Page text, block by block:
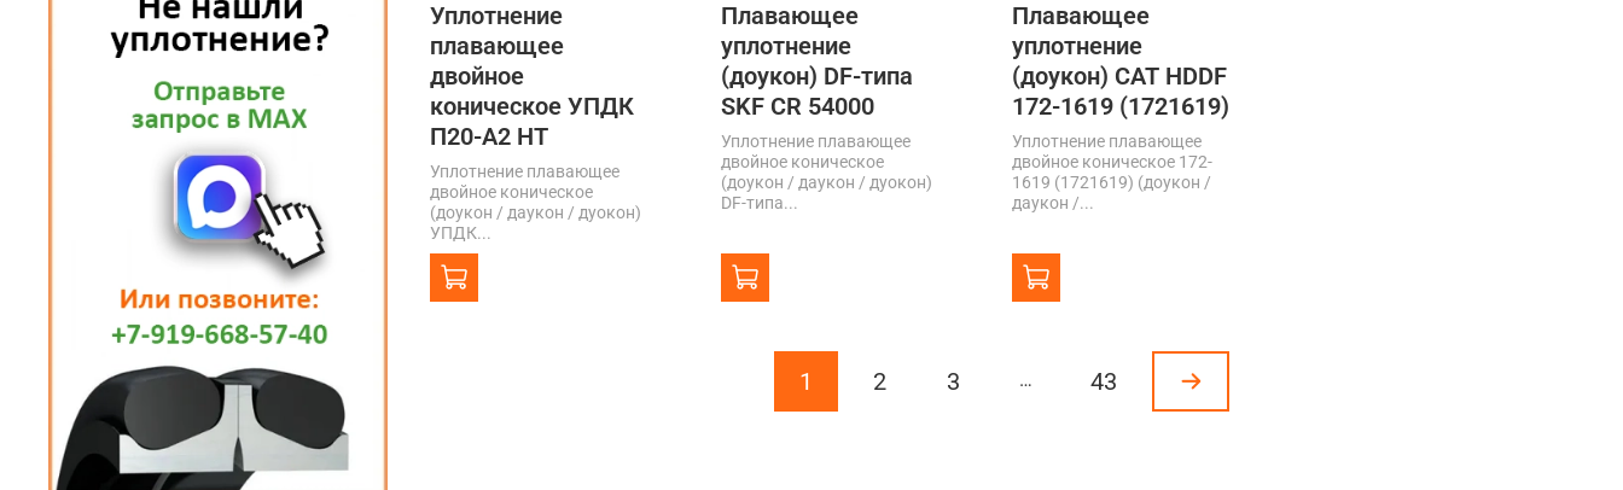
Уплотнение
плавающее
двойное
коническое УПДК
П20-А2 НТ
Уплотнение плавающее
двойное коническое
(доукон / даукон / дуокон)
УПДК...
Плавающее
уплотнение
(доукон) DF-типа
SKF CR 54000
Уплотнение плавающее
двойное коническое
(доукон / даукон / дуокон)
DF-типа...
Плавающее
уплотнение
(доукон) CAT HDDF
172-1619 (1721619)
Уплотнение плавающее
двойное коническое 172-
1619 (1721619) (доукон /
даукон /...
1 2 3 … 43